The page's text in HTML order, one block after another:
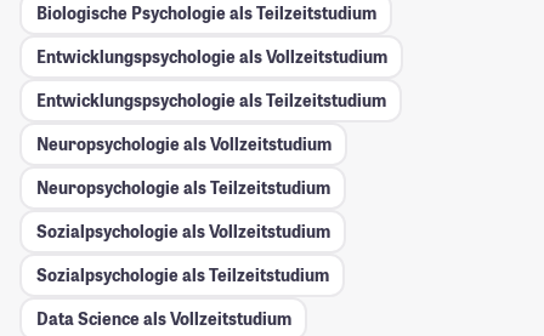
Biologische Psychologie als Teilzeitstudium
Entwicklungspsychologie als Vollzeitstudium
Entwicklungspsychologie als Teilzeitstudium
Neuropsychologie als Vollzeitstudium
Neuropsychologie als Teilzeitstudium
Sozialpsychologie als Vollzeitstudium
Sozialpsychologie als Teilzeitstudium
Data Science als Vollzeitstudium